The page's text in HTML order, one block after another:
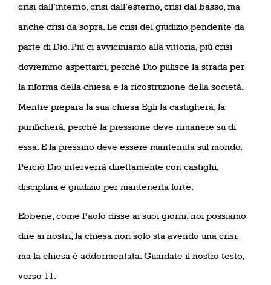
crisi dall’interno, crisi dall’esterno, crisi dal basso, ma
anche crisi da sopra. Le crisi del giudizio pendente da
parte di Dio. Più ci avviciniamo alla vittoria, più crisi
dovremmo aspettarci, perché Dio pulisce la strada per
la riforma della chiesa e la ricostruzione della società.
Mentre prepara la sua chiesa Egli la castigherà, la
purificherà, perché la pressione deve rimanere su di
essa. E la pressino deve essere mantenuta sul mondo.
Perciò Dio interverrà direttamente con castighi,
disciplina e giudizio per mantenerla forte.
Ebbene, come Paolo disse ai suoi giorni, noi possiamo
dire ai nostri, la chiesa non solo sta avendo una crisi,
ma la chiesa è addormentata. Guardate il nostro testo,
verso 11: